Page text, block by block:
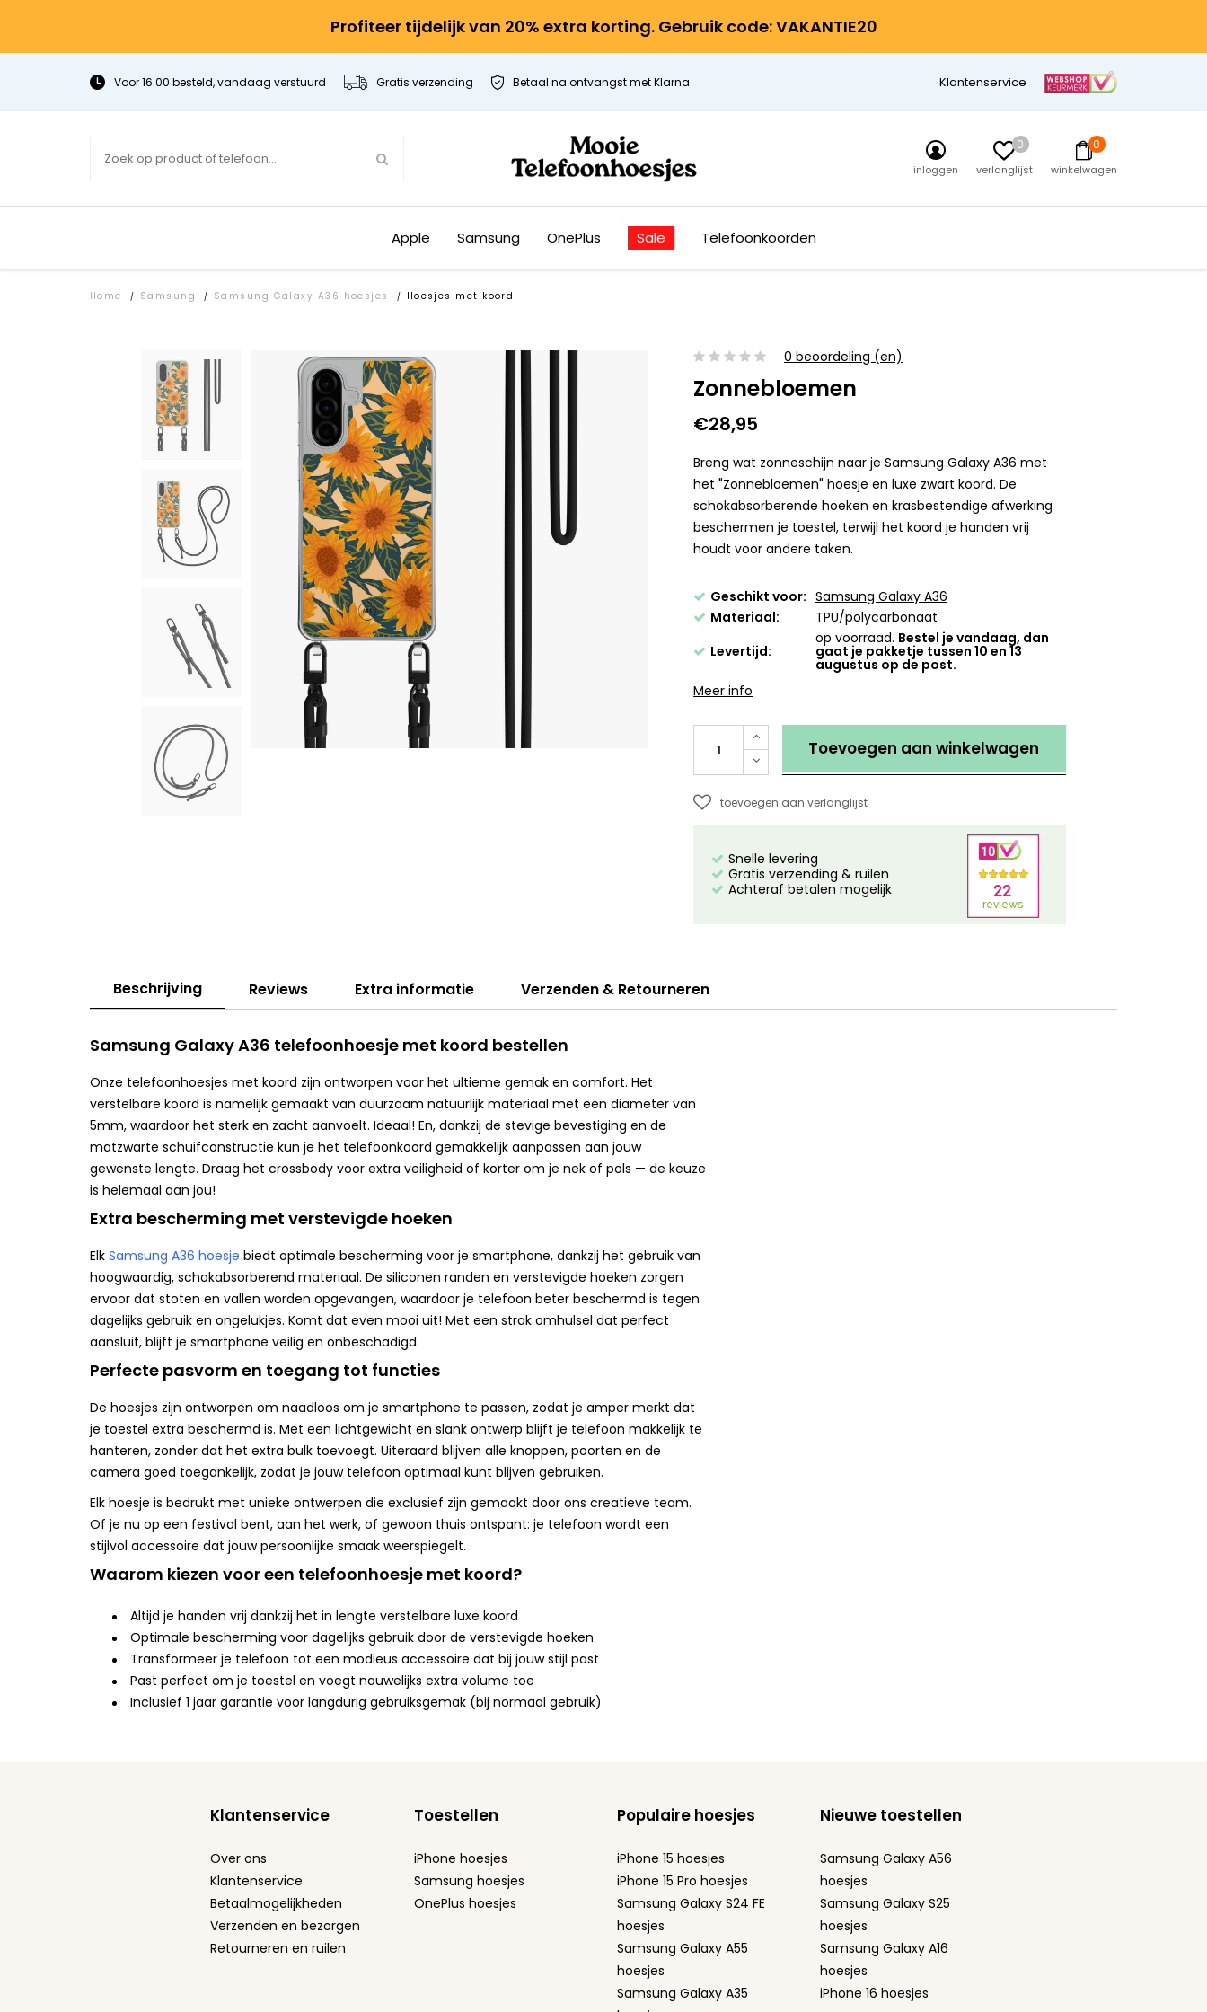
Profiteer tijdelijk van 20% extra korting. Gebruik code: VAKANTIE20
Voor 16:00 besteld, vandaag verstuurd Gratis verzending Betaal na ontvangst met Klarna Klantenservice
inloggen
0
verlanglijst
0
winkelwagen
Apple Samsung OnePlus Sale Telefoonkoorden
Home / Samsung / Samsung Galaxy A36 hoesjes / Hoesjes met koord
0 beoordeling (en)
Zonnebloemen
€28,95
Breng wat zonneschijn naar je Samsung Galaxy A36 met
het "Zonnebloemen" hoesje en luxe zwart koord. De
schokabsorberende hoeken en krasbestendige afwerking
beschermen je toestel, terwijl het koord je handen vrij
houdt voor andere taken.
Geschikt voor: Samsung Galaxy A36
Materiaal:
TPU/polycarbonaat
Levertijd:
op voorraad. Bestel je vandaag, dan
gaat je pakketje tussen 10 en 13
augustus op de post.
Meer info
Toevoegen aan winkelwagen
toevoegen aan verlanglijst
Snelle levering
Gratis verzending & ruilen
Achteraf betalen mogelijk
Beschrijving Reviews Extra informatie Verzenden & Retourneren
Samsung Galaxy A36 telefoonhoesje met koord bestellen
Onze telefoonhoesjes met koord zijn ontworpen voor het ultieme gemak en comfort. Het
verstelbare koord is namelijk gemaakt van duurzaam natuurlijk materiaal met een diameter van
5mm, waardoor het sterk en zacht aanvoelt. Ideaal! En, dankzij de stevige bevestiging en de
matzwarte schuifconstructie kun je het telefoonkoord gemakkelijk aanpassen aan jouw
gewenste lengte. Draag het crossbody voor extra veiligheid of korter om je nek of pols — de keuze
is helemaal aan jou!
Extra bescherming met verstevigde hoeken
Elk Samsung A36 hoesje biedt optimale bescherming voor je smartphone, dankzij het gebruik van
hoogwaardig, schokabsorberend materiaal. De siliconen randen en verstevigde hoeken zorgen
ervoor dat stoten en vallen worden opgevangen, waardoor je telefoon beter beschermd is tegen
dagelijks gebruik en ongelukjes. Komt dat even mooi uit! Met een strak omhulsel dat perfect
aansluit, blijft je smartphone veilig en onbeschadigd.
Perfecte pasvorm en toegang tot functies
De hoesjes zijn ontworpen om naadloos om je smartphone te passen, zodat je amper merkt dat
je toestel extra beschermd is. Met een lichtgewicht en slank ontwerp blijft je telefoon makkelijk te
hanteren, zonder dat het extra bulk toevoegt. Uiteraard blijven alle knoppen, poorten en de
camera goed toegankelijk, zodat je jouw telefoon optimaal kunt blijven gebruiken.
Elk hoesje is bedrukt met unieke ontwerpen die exclusief zijn gemaakt door ons creatieve team.
Of je nu op een festival bent, aan het werk, of gewoon thuis ontspant: je telefoon wordt een
stijlvol accessoire dat jouw persoonlijke smaak weerspiegelt.
Waarom kiezen voor een telefoonhoesje met koord?
Altijd je handen vrij dankzij het in lengte verstelbare luxe koord
Optimale bescherming voor dagelijks gebruik door de verstevigde hoeken
Transformeer je telefoon tot een modieus accessoire dat bij jouw stijl past
Past perfect om je toestel en voegt nauwelijks extra volume toe
Inclusief 1 jaar garantie voor langdurig gebruiksgemak (bij normaal gebruik)
Klantenservice
Over ons
Klantenservice
Betaalmogelijkheden
Verzenden en bezorgen
Retourneren en ruilen
Toestellen
iPhone hoesjes
Samsung hoesjes
OnePlus hoesjes
Populaire hoesjes
iPhone 15 hoesjes
iPhone 15 Pro hoesjes
Samsung Galaxy S24 FE
hoesjes
Samsung Galaxy A55
hoesjes
Samsung Galaxy A35
Nieuwe toestellen
Samsung Galaxy A56
hoesjes
Samsung Galaxy S25
hoesjes
Samsung Galaxy A16
hoesjes
iPhone 16 hoesjes